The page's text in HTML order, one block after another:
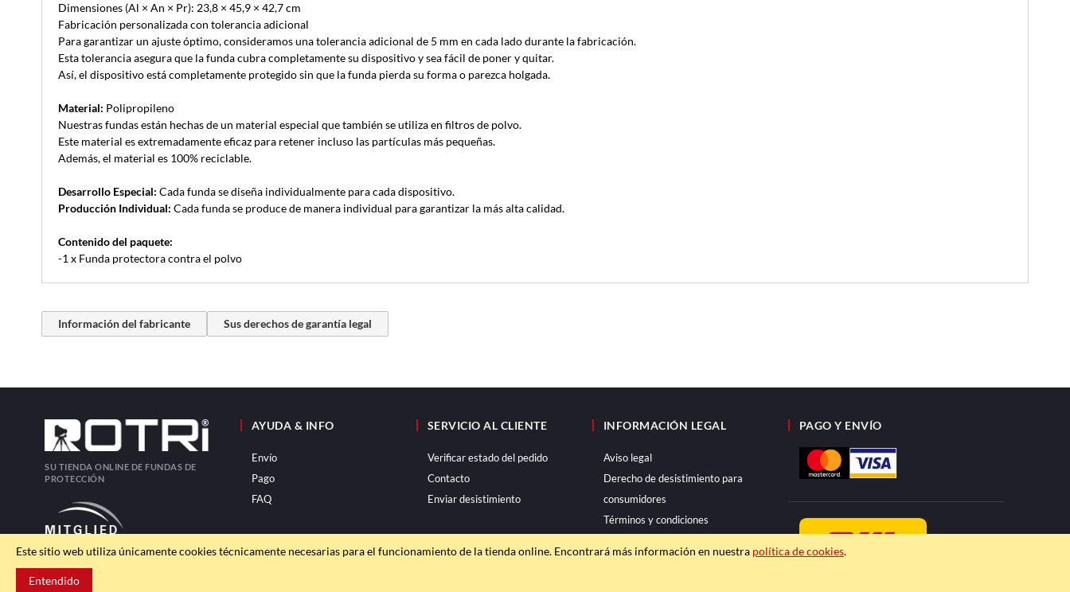
Este sitio web utiliza únicamente cookies técnicamente necesarias para el funcionamiento de la tienda online. Encontrará más información en nuestra política de cookies.
Entendido
Dimensiones (Al × An × Pr): 23,8 × 45,9 × 42,7 cm
Fabricación personalizada con tolerancia adicional
Para garantizar un ajuste óptimo, consideramos una tolerancia adicional de 5 mm en cada lado durante la fabricación.
Esta tolerancia asegura que la funda cubra completamente su dispositivo y sea fácil de poner y quitar.
Así, el dispositivo está completamente protegido sin que la funda pierda su forma o parezca holgada.
Material: Polipropileno
Nuestras fundas están hechas de un material especial que también se utiliza en filtros de polvo.
Este material es extremadamente eficaz para retener incluso las partículas más pequeñas.
Además, el material es 100% reciclable.
Desarrollo Especial: Cada funda se diseña individualmente para cada dispositivo.
Producción Individual: Cada funda se produce de manera individual para garantizar la más alta calidad.
Contenido del paquete:
-1 x Funda protectora contra el polvo
Información del fabricante Sus derechos de garantía legal
SU TIENDA ONLINE DE FUNDAS DE
PROTECCIÓN
AYUDA & INFO
Envío
Pago
FAQ
SERVICIO AL CLIENTE
Verificar estado del pedido
Contacto
Enviar desistimiento
INFORMACIÓN LEGAL
Aviso legal
Derecho de desistimiento para
consumidores
Términos y condiciones
PAGO Y ENVÍO